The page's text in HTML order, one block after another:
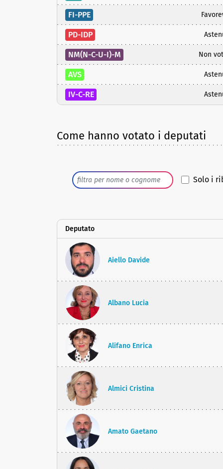
FI-PPE
PD-IDP
NM(N-C-U-I)-M Non
AVS
IV-C-RE
Come hanno votato i deputati
Solo i
Deputato
Aiello Davide
Albano Lucia
Alifano Enrica
Almici Cristina
Amato Gaetano